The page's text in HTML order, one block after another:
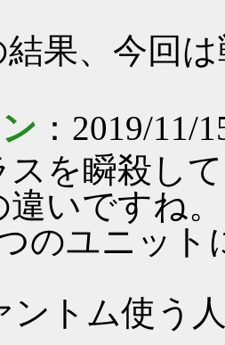
果、今回
：2019/11/
スを瞬殺し
いですね。
のユニット
ントム使う